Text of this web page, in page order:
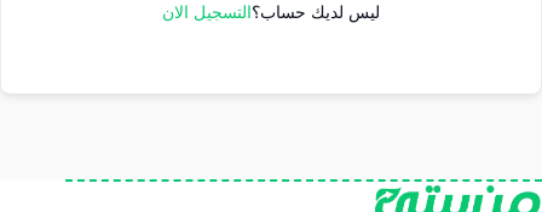
ليس لديك حساب؟التسجيل الان